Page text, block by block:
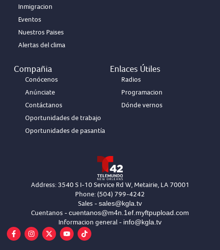
Inmigracion
Eventos
Nuestros Paises
Alertas del clima
Compañia
Conócenos
Anúnciate
Contáctanos
Oportunidades de trabajo
Oportunidades de pasantía
Enlaces Útiles
Radios
Programacion
Dónde vernos
Address: 3540 S I-10 Service Rd W, Metairie, LA 70001
Phone: (504) 799-4242
Sales - sales@kgla.tv
Cuentanos - cuentanos@m4n.1ef.myftpupload.com
Informacion general - info@kgla.tv